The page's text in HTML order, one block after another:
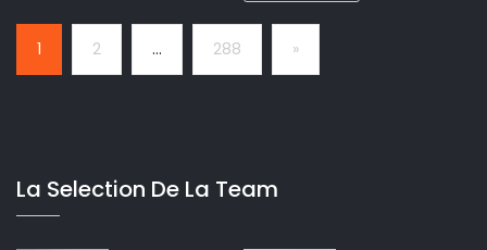
1 2 … 288 Next
»
La Selection De La Team